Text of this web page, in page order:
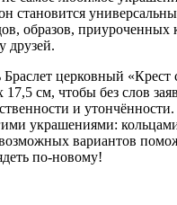
становится
образов, приуроченных
друзей.
церковный «Крест
см, чтобы без слов
и утончённости.
украшениями:
вариантов
по-новому!